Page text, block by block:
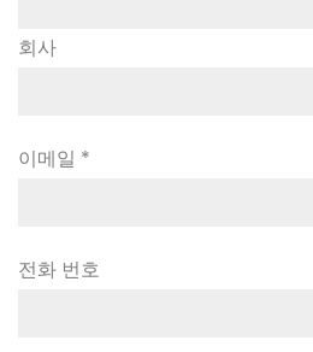
회사
이메일 *
전화 번호